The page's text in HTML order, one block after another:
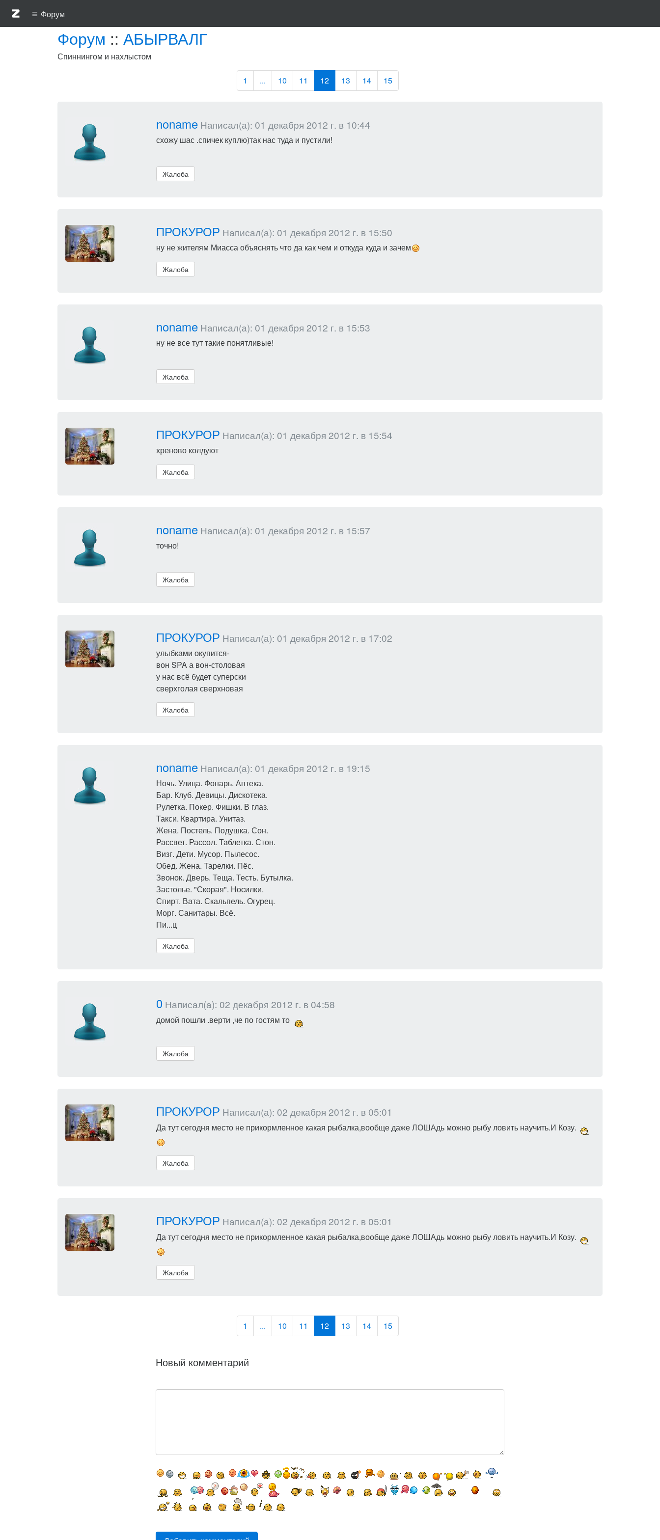
≡ Форум
Форум :: АБЫРВАЛГ
Спиннингом и нахлыстом
1 ... 10 11 12 13 14 15
nonameНаписал(а): 01 декабря 2012 г. в 10:44
схожу шас .спичек куплю)так нас туда и пустили!
Жалоба
ПРОКУРОР Написал(а): 01 декабря 2012 г. в 15:50
ну не жителям Миасса объяснять что да как чем и откуда куда и зачем
Жалоба
nonameНаписал(а): 01 декабря 2012 г. в 15:53
ну не все тут такие понятливые!
Жалоба
ПРОКУРОР Написал(а): 01 декабря 2012 г. в 15:54
хреново колдуют
Жалоба
nonameНаписал(а): 01 декабря 2012 г. в 15:57
точно!
Жалоба
ПРОКУРОР Написал(а): 01 декабря 2012 г. в 17:02
улыбками окупится-
вон SPA а вон-столовая
у нас всё будет суперски
сверхголая сверхновая
Жалоба
nonameНаписал(а): 01 декабря 2012 г. в 19:15
Ночь. Улица. Фонарь. Аптека.
Бар. Клуб. Девицы. Дискотека.
Рулетка. Покер. Фишки. В глаз.
Такси. Квартира. Унитаз.
Жена. Постель. Подушка. Сон.
Рассвет. Рассол. Таблетка. Стон.
Визг. Дети. Мусор. Пылесос.
Обед. Жена. Тарелки. Пёс.
Звонок. Дверь. Теща. Тесть. Бутылка.
Застолье. "Скорая". Носилки.
Спирт. Вата. Скальпель. Огурец.
Морг. Санитары. Всё.
Пи...ц
Жалоба
0Написал(а): 02 декабря 2012 г. в 04:58
домой пошли .верти ,че по гостям то
Жалоба
ПРОКУРОР Написал(а): 02 декабря 2012 г. в 05:01
Да тут сегодня место не прикормленное какая рыбалка,вообще даже ЛОШАдь можно рыбу ловить научить.И Козу.
Жалоба
ПРОКУРОР Написал(а): 02 декабря 2012 г. в 05:01
Да тут сегодня место не прикормленное какая рыбалка,вообще даже ЛОШАдь можно рыбу ловить научить.И Козу.
Жалоба
1 ... 10 11 12 13 14 15
Новый комментарий